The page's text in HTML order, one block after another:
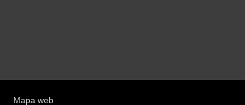
Mapa web